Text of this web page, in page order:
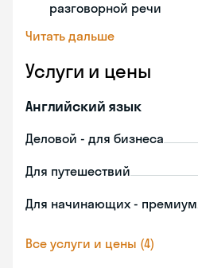
разговорной речи
Читать дальше
Услуги и цены
Английский язык
Деловой - для бизнеса
Для путешествий
Для начинающих - премиум
Все услуги и цены (4)